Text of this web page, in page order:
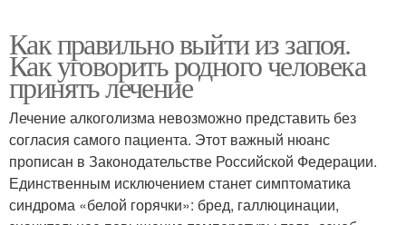
Как правильно выйти из запоя.
Как уговорить родного человека
принять лечение
Лечение алкоголизма невозможно представить без
согласия самого пациента. Этот важный нюанс
прописан в Законодательстве Российской Федерации.
Единственным исключением станет симптоматика
синдрома «белой горячки»: бред, галлюцинации,